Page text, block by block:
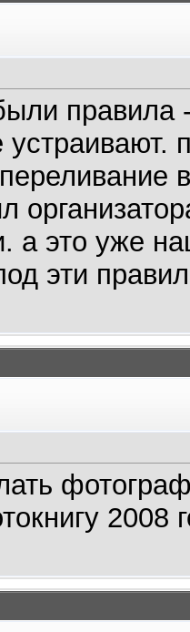
правила
устраивают.
а это уже
эти
2008